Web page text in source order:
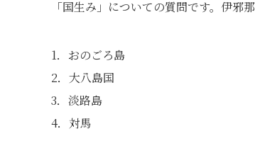
「国生み」についての質問です。伊邪
1．おのごろ島
2．大八島国
3．淡路島
4．対馬